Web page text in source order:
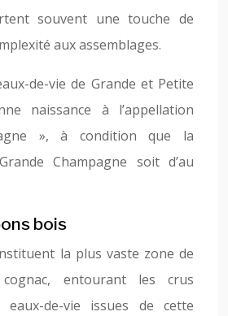
souvent une touche de
aux assemblages.
de-vie de Grande et Petite
naissance à l’appellation
», à condition que la
Champagne soit d’au
bois
la plus vaste zone de
entourant les crus
eaux-de-vie issues de cette